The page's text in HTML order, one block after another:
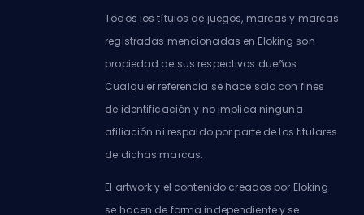
Todos los títulos de juegos, marcas y marcas
registradas mencionadas en Eloking son
propiedad de sus respectivos dueños.
Cualquier referencia se hace solo con fines
de identificación y no implica ninguna
afiliación ni respaldo por parte de los titulares
de dichas marcas.
El artwork y el contenido creados por Eloking
se hacen de forma independiente y se